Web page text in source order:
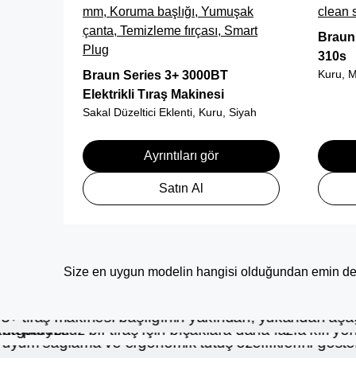
mm, Koruma başlığı, Yumuşak
çanta, Temizleme fırçası, Smart
Plug
Braun Series 3+ 3000BT
Elektrikli Tıraş Makinesi
Sakal Düzeltici Eklenti, Kuru, Siyah
Ayrıntıları gör
Satın Al
clean
310s
Kuru,
Size en uygun modelin hangisi olduğundan emin
2 Yakınlık